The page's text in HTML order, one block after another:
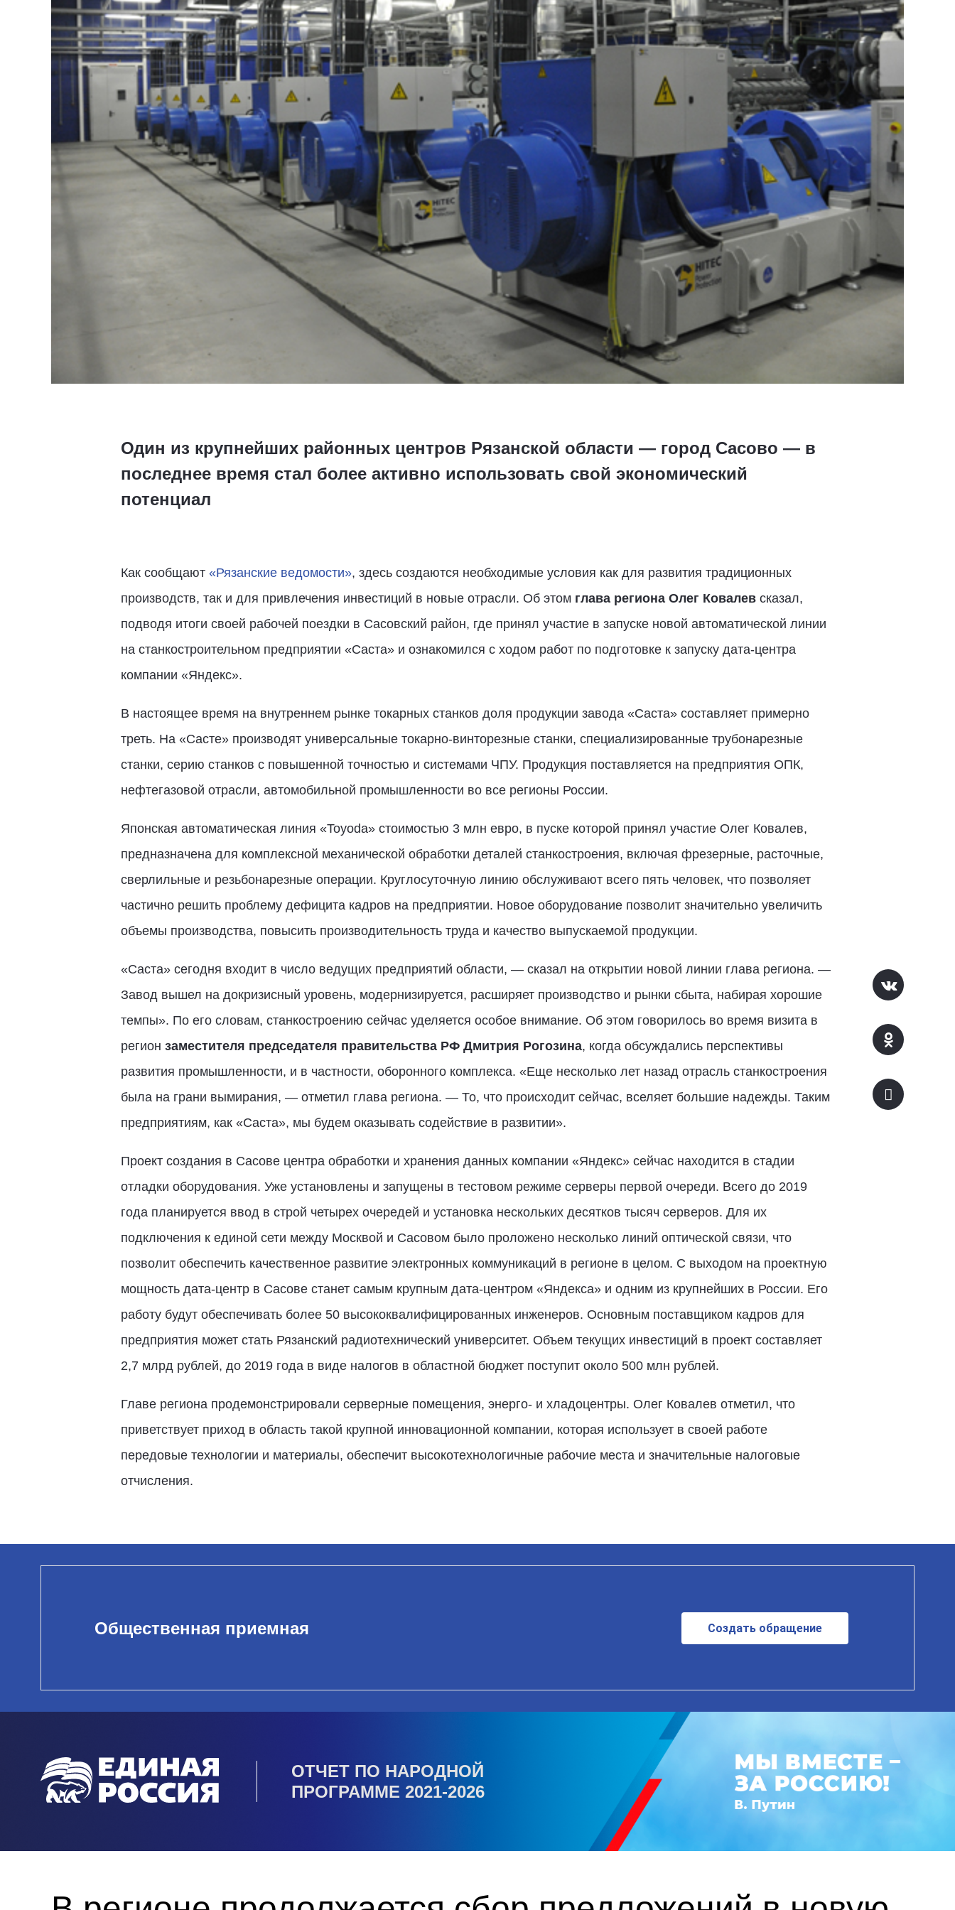
Один из крупнейших районных центров Рязанской области — город Сасово — в
последнее время стал более активно использовать свой экономический
потенциал
Как сообщают «Рязанские ведомости», здесь создаются необходимые условия как для развития традиционных
производств, так и для привлечения инвестиций в новые отрасли. Об этом глава региона Олег Ковалев сказал,
подводя итоги своей рабочей поездки в Сасовский район, где принял участие в запуске новой автоматической линии
на станкостроительном предприятии «Саста» и ознакомился с ходом работ по подготовке к запуску дата-центра
компании «Яндекс».
В настоящее время на внутреннем рынке токарных станков доля продукции завода «Саста» составляет примерно
треть. На «Састе» производят универсальные токарно-винторезные станки, специализированные трубонарезные
станки, серию станков с повышенной точностью и системами ЧПУ. Продукция поставляется на предприятия ОПК,
нефтегазовой отрасли, автомобильной промышленности во все регионы России.
Японская автоматическая линия «Toyoda» стоимостью 3 млн евро, в пуске которой принял участие Олег Ковалев,
предназначена для комплексной механической обработки деталей станкостроения, включая фрезерные, расточные,
сверлильные и резьбонарезные операции. Круглосуточную линию обслуживают всего пять человек, что позволяет
частично решить проблему дефицита кадров на предприятии. Новое оборудование позволит значительно увеличить
объемы производства, повысить производительность труда и качество выпускаемой продукции.
«Саста» сегодня входит в число ведущих предприятий области, — сказал на открытии новой линии глава региона. —
Завод вышел на докризисный уровень, модернизируется, расширяет производство и рынки сбыта, набирая хорошие
темпы». По его словам, станкостроению сейчас уделяется особое внимание. Об этом говорилось во время визита в
регион заместителя председателя правительства РФ Дмитрия Рогозина, когда обсуждались перспективы
развития промышленности, и в частности, оборонного комплекса. «Еще несколько лет назад отрасль станкостроения
была на грани вымирания, — отметил глава региона. — То, что происходит сейчас, вселяет большие надежды. Таким
предприятиям, как «Саста», мы будем оказывать содействие в развитии».
Проект создания в Сасове центра обработки и хранения данных компании «Яндекс» сейчас находится в стадии
отладки оборудования. Уже установлены и запущены в тестовом режиме серверы первой очереди. Всего до 2019
года планируется ввод в строй четырех очередей и установка нескольких десятков тысяч серверов. Для их
подключения к единой сети между Москвой и Сасовом было проложено несколько линий оптической связи, что
позволит обеспечить качественное развитие электронных коммуникаций в регионе в целом. С выходом на проектную
мощность дата-центр в Сасове станет самым крупным дата-центром «Яндекса» и одним из крупнейших в России. Его
работу будут обеспечивать более 50 высококвалифицированных инженеров. Основным поставщиком кадров для
предприятия может стать Рязанский радиотехнический университет. Объем текущих инвестиций в проект составляет
2,7 млрд рублей, до 2019 года в виде налогов в областной бюджет поступит около 500 млн рублей.
Главе региона продемонстрировали серверные помещения, энерго- и хладоцентры. Олег Ковалев отметил, что
приветствует приход в область такой крупной инновационной компании, которая использует в своей работе
передовые технологии и материалы, обеспечит высокотехнологичные рабочие места и значительные налоговые
отчисления.
Общественная приемная Создать обращение
ОТЧЕТ ПО НАРОДНОЙ
ПРОГРАММЕ 2021-2026